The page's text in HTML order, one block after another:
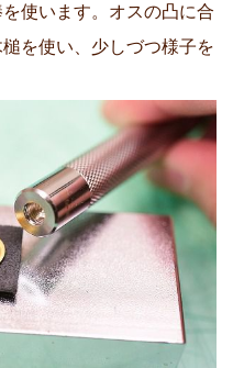
使います。オスの凸に合
を使い、少しづつ様子を